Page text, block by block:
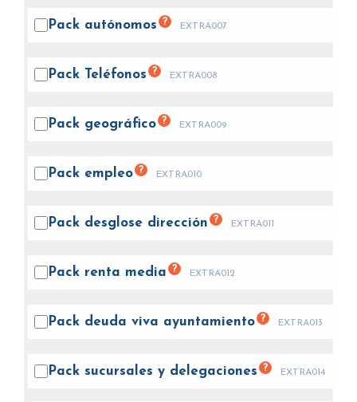
Pack autónomos ? EXTRA007
Pack Teléfonos ? EXTRA008
Pack geográfico ? EXTRA009
Pack empleo ? EXTRA010
Pack desglose dirección ? EXTRA011
Pack renta media ? EXTRA012
Pack deuda viva ayuntamiento ? EXTRA013
Pack sucursales y delegaciones ? EXTRA014